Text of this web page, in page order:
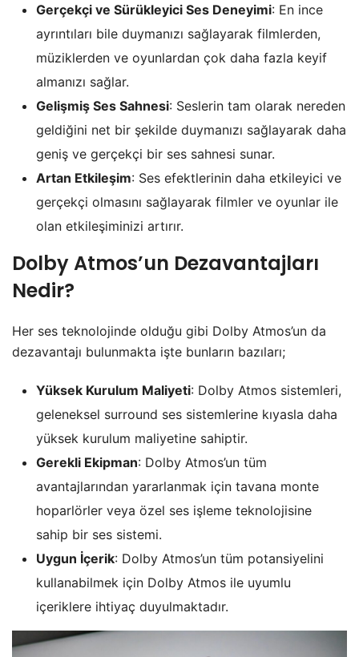
Gerçekçi ve Sürükleyici Ses Deneyimi: En ince
ayrıntıları bile duymanızı sağlayarak filmlerden,
müziklerden ve oyunlardan çok daha fazla keyif
almanızı sağlar.
Gelişmiş Ses Sahnesi: Seslerin tam olarak nereden
geldiğini net bir şekilde duymanızı sağlayarak daha
geniş ve gerçekçi bir ses sahnesi sunar.
Artan Etkileşim: Ses efektlerinin daha etkileyici ve
gerçekçi olmasını sağlayarak filmler ve oyunlar ile
olan etkileşiminizi artırır.
Dolby Atmos’un Dezavantajları
Nedir?
Her ses teknolojinde olduğu gibi Dolby Atmos’un da
dezavantajı bulunmakta işte bunların bazıları;
Yüksek Kurulum Maliyeti: Dolby Atmos sistemleri,
geleneksel surround ses sistemlerine kıyasla daha
yüksek kurulum maliyetine sahiptir.
Gerekli Ekipman: Dolby Atmos’un tüm
avantajlarından yararlanmak için tavana monte
hoparlörler veya özel ses işleme teknolojisine
sahip bir ses sistemi.
Uygun İçerik: Dolby Atmos’un tüm potansiyelini
kullanabilmek için Dolby Atmos ile uyumlu
içeriklere ihtiyaç duyulmaktadır.